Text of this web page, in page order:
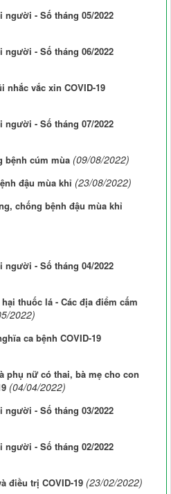
- Số tháng 05/2022
- Số tháng 06/2022
nhắc vắc xin COVID-19
- Số tháng 07/2022
bệnh cúm mùa (09/08/2022)
đậu mùa khỉ (23/08/2022)
chống bệnh đậu mùa khỉ
- Số tháng 04/2022
thuốc lá - Các địa điểm cấm
2022)
ca bệnh COVID-19
phụ nữ có thai, bà mẹ cho con
(04/04/2022)
- Số tháng 03/2022
- Số tháng 02/2022
điều trị COVID-19 (23/02/2022)